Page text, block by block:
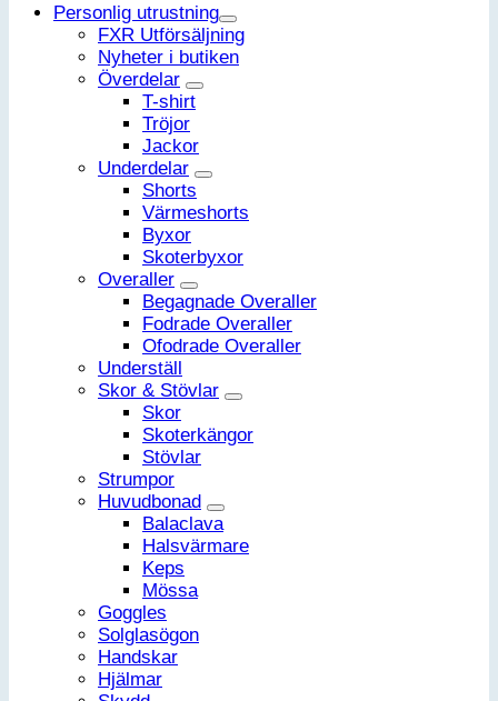
Personlig utrustning
FXR Utförsäljning
Nyheter i butiken
Överdelar
T-shirt
Tröjor
Jackor
Underdelar
Shorts
Värmeshorts
Byxor
Skoterbyxor
Overaller
Begagnade Overaller
Fodrade Overaller
Ofodrade Overaller
Underställ
Skor & Stövlar
Skor
Skoterkängor
Stövlar
Strumpor
Huvudbonad
Balaclava
Halsvärmare
Keps
Mössa
Goggles
Solglasögon
Handskar
Hjälmar